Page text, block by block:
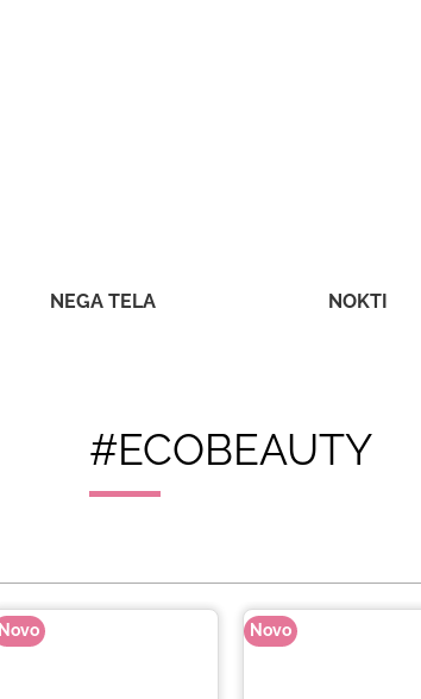
NEGA TELA NOKTI
#ECOBEAUTY
Novo Novo